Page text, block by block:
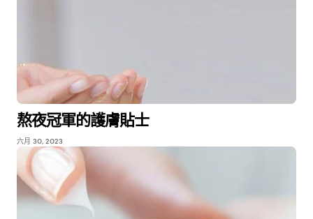
熬夜冠軍的護膚貼士
六月 30, 2023